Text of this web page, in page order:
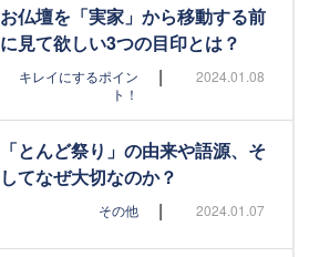
お仏壇を「実家」から移動する前
に見て欲しい3つの目印とは？
キレイにするポイン
ト！
| 2024.01.08
「とんど祭り」の由来や語源、そ
してなぜ大切なのか？
その他 | 2024.01.07